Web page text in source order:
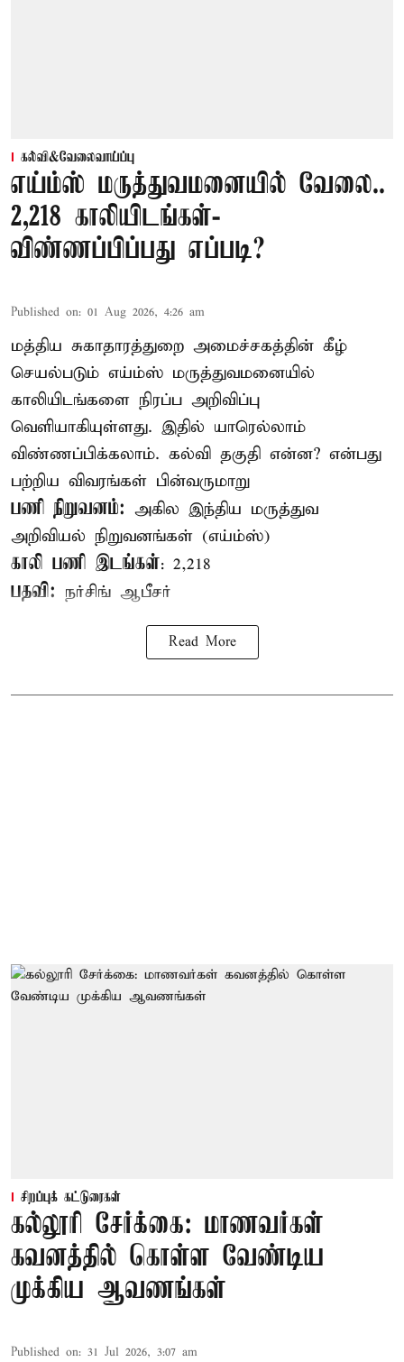
கல்வி&வேலைவாய்ப்பு
எய்ம்ஸ் மருத்துவமனையில் வேலை..
2,218 காலியிடங்கள்-
விண்ணப்பிப்பது எப்படி?
Published on: 01 Aug 2026, 4:26 am
மத்திய சுகாதாரத்துறை அமைச்சகத்தின் கீழ்
செயல்படும் எய்ம்ஸ் மருத்துவமனையில்
காலியிடங்களை நிரப்ப அறிவிப்பு
வெளியாகியுள்ளது. இதில் யாரெல்லாம்
விண்ணப்பிக்கலாம். கல்வி தகுதி என்ன? என்பது
பற்றிய விவரங்கள் பின்வருமாறு
பணி நிறுவனம்: அகில இந்திய மருத்துவ
அறிவியல் நிறுவனங்கள் (எய்ம்ஸ்)
காலி பணி இடங்கள்: 2,218
பதவி: நர்சிங் ஆபீசர்
Read More
சிறப்புக் கட்டுரைகள்
கல்லூரி சேர்க்கை: மாணவர்கள்
கவனத்தில் கொள்ள வேண்டிய
முக்கிய ஆவணங்கள்
Published on: 31 Jul 2026, 3:07 am